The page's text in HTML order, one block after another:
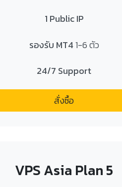
Search
1 Public IP
รองรับ MT41-6 ตัว
24/7 Support
สั่งซื้อ
VPS Asia Plan 5